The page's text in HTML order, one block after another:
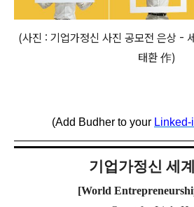
(사진 : 기업가정신 사진 공모전 은상 -
태환 作)
(Add Budher to your Linked-
기업가정신 세
[World